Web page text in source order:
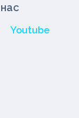
Youtube